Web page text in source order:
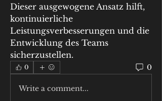
Dieser ausgewogene Ansatz hilft,
kontinuierliche
Leistungsverbesserungen und die
Entwicklung des Teams
sicherzustellen.
0 0
Write a comment...